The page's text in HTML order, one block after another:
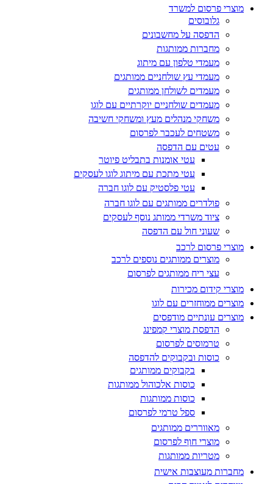
מוצרי פרסום למשרד
גלובוסים
הדפסה על מחשבונים
מחברות ממותגות
מעמדי טלפון עם מיתוג
מעמדי עץ שולחניים ממותגים
מעמדים לשולחן ממותגים
מעמדים שולחניים יוקרתיים עם לוגו
משחקי מנהלים מעץ ומשחקי חשיבה
משטחים לעכבר לפרסום
עטים עם הדפסה
עטי אומנות בתבליט פיוטר
עטי מתכת עם מיתוג לוגו לעסקים
עטי פלסטיק עם לוגו חברה
פולדרים ממותגים עם לוגו חברה
ציוד משרדי ממותג נוסף לעסקים
שעוני חול עם הדפסה
מוצרי פרסום לרכב
מוצרים ממותגים נוספים לרכב
עצי ריח ממותגים לפרסום
מוצרי קידום מכירות
מוצרים ממוחזרים עם לוגו
מוצרים עונתיים מודפסים
הדפסת מוצרי קמפינג
טרמוסים לפרסום
כוסות ובקבוקים להדפסה
בקבוקים ממותגים
כוסות אלכוהול ממותגות
כוסות ממותגות
ספל טרמי לפרסום
מאווררים ממותגים
מוצרי חוף לפרסום
מטריות ממותגות
מחברות מעוצבות אישית